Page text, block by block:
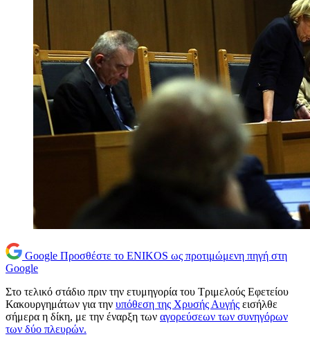
Google Προσθέστε το ENIKOS ως προτιμώμενη πηγή στη
Google
Στο τελικό στάδιο πριν την ετυμηγορία του Τριμελούς Εφετείου
Κακουργημάτων για την υπόθεση της Χρυσής Αυγής εισήλθε
σήμερα η δίκη, με την έναρξη των αγορεύσεων των συνηγόρων
των δύο πλευρών.